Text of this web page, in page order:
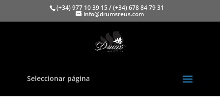
(+34) 977 10 39 15 / (+34) 678 84 79 31
info@drumsreus.com
Seleccionar página